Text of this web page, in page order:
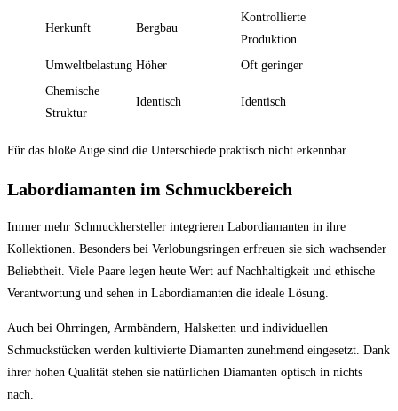
Herkunft Bergbau
Kontrollierte
Produktion
Umweltbelastung Höher
Oft geringer
Chemische
Struktur
Identisch Identisch
Für das bloße Auge sind die Unterschiede praktisch nicht erkennbar.
Labordiamanten im Schmuckbereich
Immer mehr Schmuckhersteller integrieren Labordiamanten in ihre
Kollektionen. Besonders bei Verlobungsringen erfreuen sie sich wachsender
Beliebtheit. Viele Paare legen heute Wert auf Nachhaltigkeit und ethische
Verantwortung und sehen in Labordiamanten die ideale Lösung.
Auch bei Ohrringen, Armbändern, Halsketten und individuellen
Schmuckstücken werden kultivierte Diamanten zunehmend eingesetzt. Dank
ihrer hohen Qualität stehen sie natürlichen Diamanten optisch in nichts
nach.